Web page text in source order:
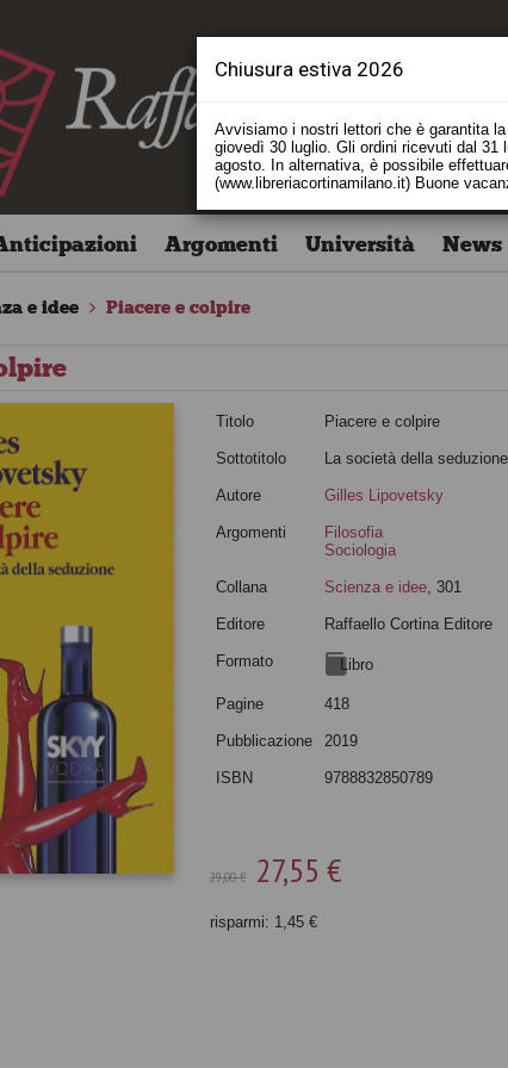
Argomenti Università News
e idee Piacere e colpire
Titolo Piacere e colpire
Sottotitolo La società della seduzione
Autore Gilles Lipovetsky
Argomenti
Filosofia
Sociologia
Collana Scienza e idee, 301
Editore Raffaello Cortina Editore
Formato Libro
Pagine 418
Pubblicazione 2019
ISBN 9788832850789
29,00 € 27,55 €
risparmi: 1,45 €
Chiusura estiva 2026
Avvisiamo i nostri lettori che è garantita
giovedì 30 luglio. Gli ordini ricevuti dal 31
agosto. In alternativa, è possibile
(www.libreriacortinamilano.it) Buone